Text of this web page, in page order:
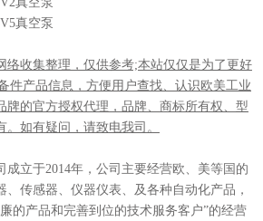
真空泵
络收集整理，仅供参考;本站仅仅是为了更好
件产品信息，方便用户查找、认识欧美工业
牌的官方授权代理，品牌、商标所有权、型
如有疑问，请致电我司。
成立于2014年，公司主要经营欧、美等国的
、传感器、仪器仪表、及各种自动化产品，
的产品和完善到位的技术服务客户”的经营